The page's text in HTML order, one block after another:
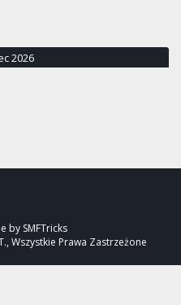
2026
by SMFTricks
Wszystkie Prawa Zastrzeżone